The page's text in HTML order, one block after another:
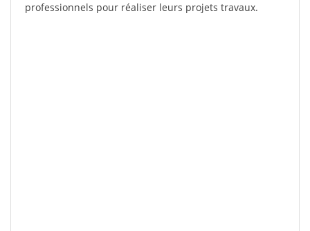
professionnels pour réaliser leurs projets travaux.